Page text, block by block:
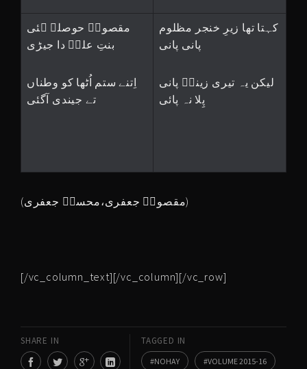
مقصودؔ حوصلہ ہئی
بنتِ علیؑ دا جیڑی
اِتنے ستم اُٹھا کو وطناں
تے جیندی آگئی
کہتا تھا زیرِ خنجر مظلوم
پانی پانی
لیکن یہ تیری زینبؑ پانی
پِلا نہ پائی
(مقصودؔ جعفری،محسنؔ جعفری)
[/vc_column_text][/vc_column][/vc_row]
SHARE IN TAGGED IN
NOHAY VOLUME 2015-16